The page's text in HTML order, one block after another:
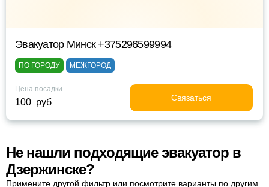
Эвакуатор Минск +375296599994
ПО ГОРОДУ МЕЖГОРОД
Цена посадки
100 руб Связаться
Не нашли подходящие эвакуатор в
Дзержинске?
Примените другой фильтр или посмотрите варианты по другим